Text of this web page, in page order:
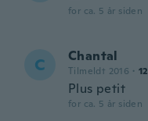
for ca. 5 år siden
C Chantal
Tilmeldt 2016 · 12
Plus petit
for ca. 5 år siden